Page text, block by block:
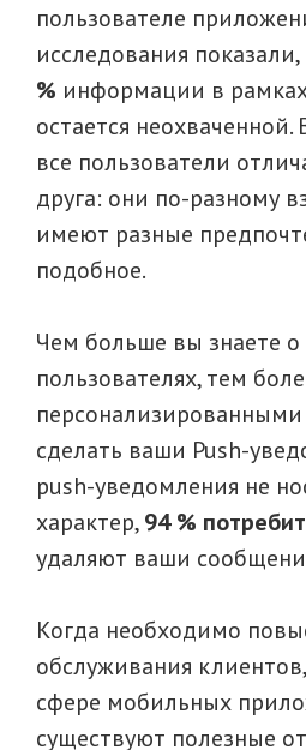
пользователе
исследования показали,
% информации в
остается
все пользователи
друга: они по-разному
имеют разные
подобное.
Чем больше вы знаете
пользователях, тем
сделать ваши Push-
push-уведомления не
характер,94 %
удаляют ваши
Когда необходимо
обслуживания
сфере мобильных
существуют полезные